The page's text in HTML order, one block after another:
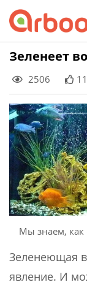
Skip
content
Зеленеет
2506
Мы знаем, как
Зеленеющая
явление. И
Найти: